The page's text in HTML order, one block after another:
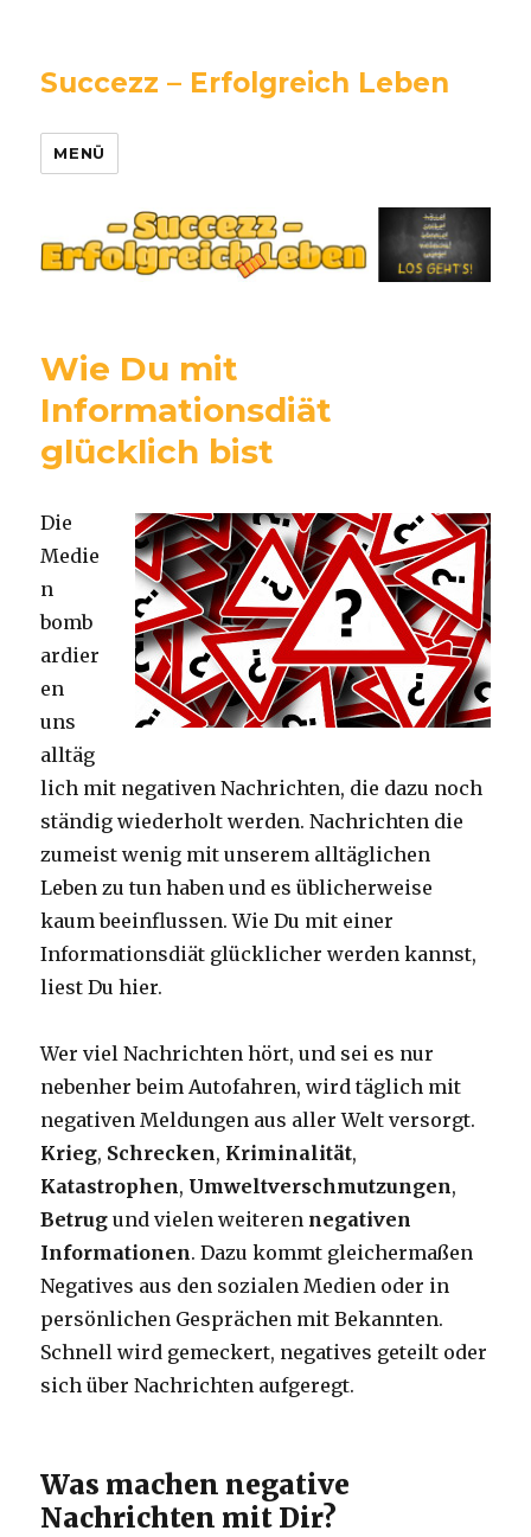
Succezz – Erfolgreich Leben
MENÜ
Wie Du mit
Informationsdiät
glücklich bist
Die
Medie
n
bomb
ardier
en
uns
alltäg
lich mit negativen Nachrichten, die dazu noch
ständig wiederholt werden. Nachrichten die
zumeist wenig mit unserem alltäglichen
Leben zu tun haben und es üblicherweise
kaum beeinflussen. Wie Du mit einer
Informationsdiät glücklicher werden kannst,
liest Du hier.
Wer viel Nachrichten hört, und sei es nur
nebenher beim Autofahren, wird täglich mit
negativen Meldungen aus aller Welt versorgt.
Krieg, Schrecken, Kriminalität,
Katastrophen, Umweltverschmutzungen,
Betrug und vielen weiteren negativen
Informationen. Dazu kommt gleichermaßen
Negatives aus den sozialen Medien oder in
persönlichen Gesprächen mit Bekannten.
Schnell wird gemeckert, negatives geteilt oder
sich über Nachrichten aufgeregt.
Was machen negative
Nachrichten mit Dir?